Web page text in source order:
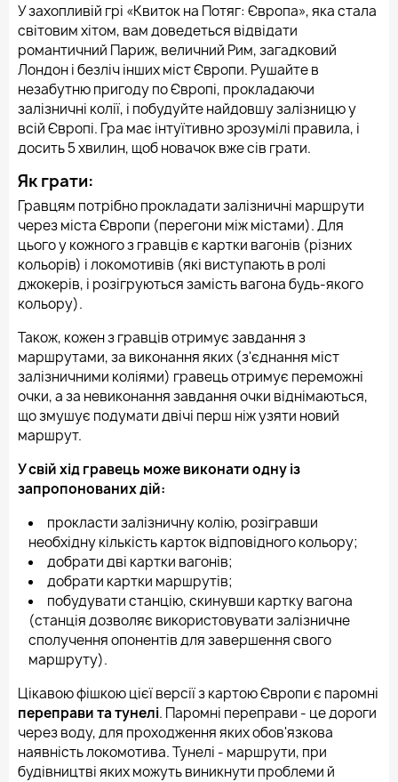
У захопливій грі «Квиток на Потяг: Європа», яка стала
світовим хітом, вам доведеться відвідати
романтичний Париж, величний Рим, загадковий
Лондон і безліч інших міст Європи. Рушайте в
незабутню пригоду по Європі, прокладаючи
залізничні колії, і побудуйте найдовшу залізницю у
всій Європі. Гра має інтуїтивно зрозумілі правила, і
досить 5 хвилин, щоб новачок вже сів грати.
Як грати:
Гравцям потрібно прокладати залізничні маршрути
через міста Європи (перегони між містами). Для
цього у кожного з гравців є картки вагонів (різних
кольорів) і локомотивів (які виступають в ролі
джокерів, і розігруються замість вагона будь-якого
кольору).
Також, кожен з гравців отримує завдання з
маршрутами, за виконання яких (з'єднання міст
залізничними коліями) гравець отримує переможні
очки, а за невиконання завдання очки віднімаються,
що змушує подумати двічі перш ніж узяти новий
маршрут.
У свій хід гравець може виконати одну із
запропонованих дій:
прокласти залізничну колію, розігравши
необхідну кількість карток відповідного кольору;
добрати дві картки вагонів;
добрати картки маршрутів;
побудувати станцію, скинувши картку вагона
(станція дозволяє використовувати залізничне
сполучення опонентів для завершення свого
маршруту).
Цікавою фішкою цієї версії з картою Європи є паромні
переправи та тунелі. Паромні переправи - це дороги
через воду, для проходження яких обов'язкова
наявність локомотива. Тунелі - маршрути, при
будівництві яких можуть виникнути проблеми й